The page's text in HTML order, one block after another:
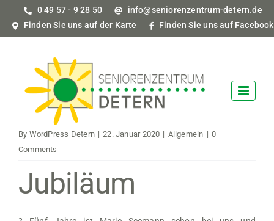
content
0 49 57 - 9 28 50
info@seniorenzentrum-detern.de
Finden Sie uns auf der Karte
Finden Sie uns auf Facebook
By WordPress Detern | 22. Januar 2020 | Allgemein | 0
Comments
Jubiläum